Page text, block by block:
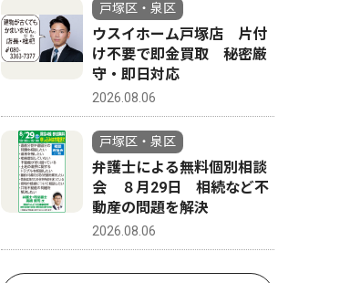
4 戸塚区・泉区
ウスイホーム戸塚店 片付
け不要で即金買取 秘密厳
守・即日対応
2026.08.06
戸塚区・泉区
弁護士による無料個別相談
会 ８月29日 相続など不
動産の問題を解決
2026.08.06